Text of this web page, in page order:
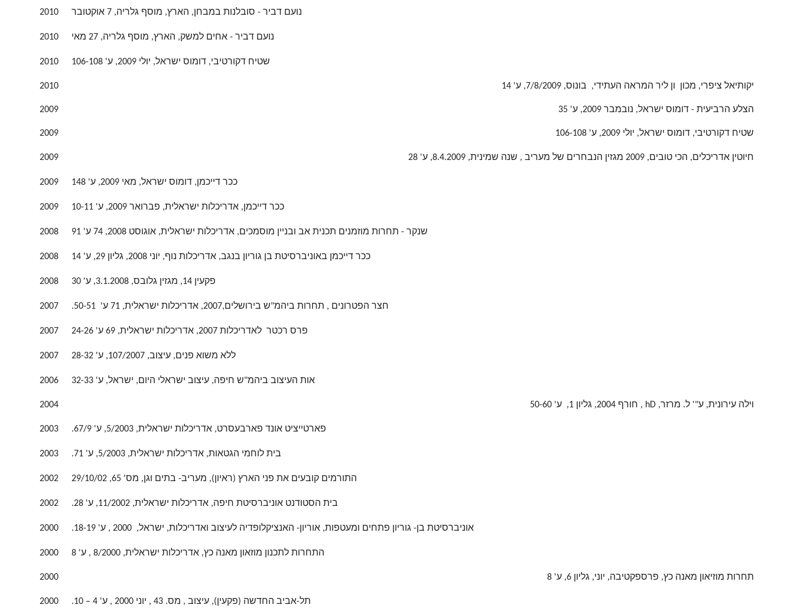
נועם דביר - סובלנות במבחן, הארץ, מוסף גלריה, 7 אוקטובר 2010
נועם דביר - אחים למשק, הארץ, מוסף גלריה, 27 מאי 2010
שטיח דקורטיבי, דומוס ישראל, יולי 2009, ע' 106-108 2010
יקותיאל ציפרי, מכון ון ליר המראה העתידי, בונוס, 7/8/2009, ע' 14 2010
הצלע הרביעית - דומוס ישראל, נובמבר 2009, ע' 35 2009
שטיח דקורטיבי, דומוס ישראל, יולי 2009, ע' 106-108 2009
חיוטין אדריכלים, הכי טובים, 2009 מגזין הנבחרים של מעריב , שנה שמינית, 8.4.2009, ע' 28 2009
ככר דייכמן, דומוס ישראל, מאי 2009, ע' 148 2009
ככר דייכמן, אדריכלות ישראלית, פברואר 2009, ע' 10-11 2009
שנקר - תחרות מוזמנים תכנית אב ובניין מוסמכים, אדריכלות ישראלית, אוגוסט 2008, 74 ע' 91 2008
ככר דייכמן באוניברסיטת בן גוריון בנגב, אדריכלות נוף, יוני 2008, גליון 29, ע' 14 2008
פקעין 14, מגזין גלובס, 3.1.2008, ע' 30 2008
חצר הפטרונים , תחרות ביהמ"ש בירושלים,2007, אדריכלות ישראלית, 71 ע' 50-51. 2007
פרס רכטר לאדריכלות 2007, אדריכלות ישראלית, 69 ע' 24-26 2007
ללא משוא פנים, עיצוב, 107/2007, ע' 28-32 2007
אות העיצוב ביהמ"ש חיפה, עיצוב ישראלי היום, ישראל, ע' 32-33 2006
וילה עירונית, ע"' ל. מרזר, hD , חורף 2004, גליון 1, ע' 50-60 2004
פארטייציט אונד פארבעסרט, אדריכלות ישראלית, 5/2003, ע' 67/9. 2003
בית לוחמי הגטאות, אדריכלות ישראלית, 5/2003, ע' 71. 2003
התורמים קובעים את פני הארץ (ראיון), מעריב- בתים וגן, מס' 65, 29/10/02 2002
בית הסטודנט אוניברסיטת חיפה, אדריכלות ישראלית, 11/2002, ע' 28. 2002
אוניברסיטת בן- גוריון פתחים ומעטפות, אוריון- האנציקלופדיה לעיצוב ואדריכלות, ישראל, 2000 , ע' 18-19. 2000
התחרות לתכנון מוזאון מאנה כץ, אדריכלות ישראלית, 8/2000 , ע' 8 2000
תחרות מוזיאון מאנה כץ, פרספקטיבה, יוני, גליון 6, ע' 8 2000
תל-אביב החדשה (פקעין), עיצוב , מס. 43 , יוני 2000 , ע' 4 – 10. 2000